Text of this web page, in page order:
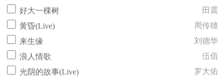
好大一棵树
田震
黄昏(Live)
周传雄
来生缘
刘德华
浪人情歌
伍佰
光阴的故事(Live)
罗大佑